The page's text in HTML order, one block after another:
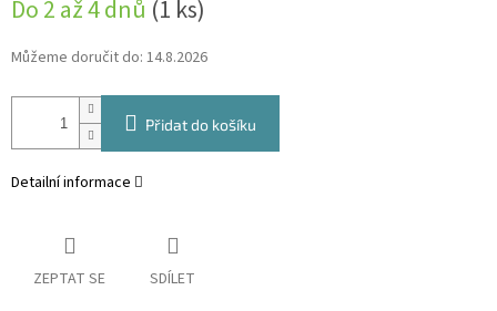
cena:
Do 2 až 4 dnů (1 ks)
Můžeme doručit do: 14.8.2026
Přidat do košíku
Detailní informace
ZEPTAT SE SDÍLET